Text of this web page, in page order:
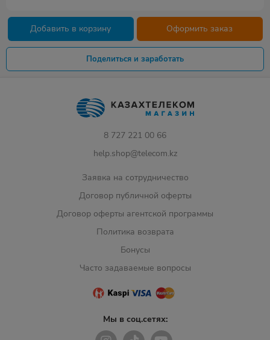
Добавить в корзину Оформить заказ
Поделиться и заработать
8 727 221 00 66
help.shop@telecom.kz
Заявка на сотрудничество
Договор публичной оферты
Договор оферты агентской программы
Политика возврата
Бонусы
Часто задаваемые вопросы
Мы в соц.сетях: